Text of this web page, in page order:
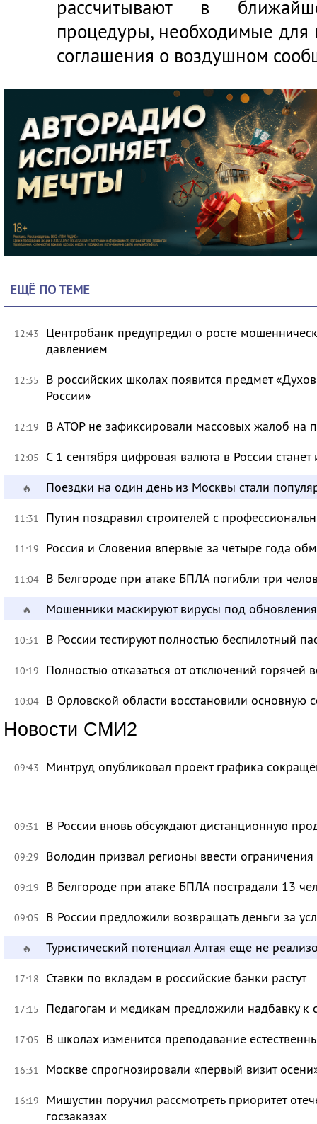
рассчитывают в
процедуры, необходимые для
соглашения о воздушном
ЕЩЁ ПО ТЕМЕ
12:43
Центробанк предупредил о росте
давлением
12:35
В российских школах появится предмет
России»
12:19 В АТОР не зафиксировали массовых жалоб на
12:05 С 1 сентября цифровая валюта в России
🔥 Поездки на один день из Москвы стали
11:31 Путин поздравил строителей с
11:19 Россия и Словения впервые за четыре года
11:04 В Белгороде при атаке БПЛА погибли три
🔥 Мошенники маскируют вирусы под
10:31 В России тестируют полностью беспилотный
10:19 Полностью отказаться от отключений горячей
10:04 В Орловской области восстановили основную
Новости СМИ2
09:43 Минтруд опубликовал проект графика
09:31 В России вновь обсуждают дистанционную
09:29 Володин призвал регионы ввести
09:19 В Белгороде при атаке БПЛА пострадали 13
09:05 В России предложили возвращать деньги за
🔥 Туристический потенциал Алтая еще не
17:18 Ставки по вкладам в российские банки растут
17:15 Педагогам и медикам предложили надбавку к
17:05 В школах изменится преподавание
16:31 Москве спрогнозировали «первый визит
16:19
Мишустин поручил рассмотреть приоритет
госзаказах